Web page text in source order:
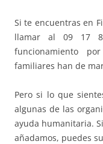
Si te encuentras en
llamar al 09 17
funcionamiento
familiares han de
Pero si lo que
algunas de las
ayuda humanitaria.
añadamos, puedes